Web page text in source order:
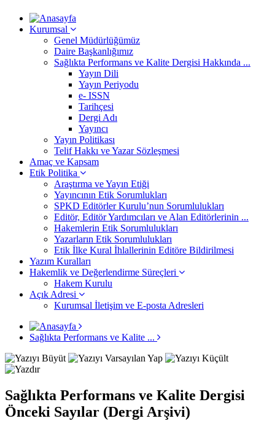
Kurumsal
Genel Müdürlüğümüz
Daire Başkanlığımız
Sağlıkta Performans ve Kalite Dergisi Hakkında ...
Yayın Dili
Yayın Periyodu
e- ISSN
Tarihçesi
Dergi Adı
Yayıncı
Yayın Politikası
Telif Hakkı ve Yazar Sözleşmesi
Amaç ve Kapsam
Etik Politika
Araştırma ve Yayın Etiği
Yayıncının Etik Sorumlukları
SPKD Editörler Kurulu’nun Sorumlulukları
Editör, Editör Yardımcıları ve Alan Editörlerinin ...
Hakemlerin Etik Sorumlulukları
Yazarların Etik Sorumlulukları
Etik İlke Kural İhlallerinin Editöre Bildirilmesi
Yazım Kuralları
Hakemlik ve Değerlendirme Süreçleri
Hakem Kurulu
Açık Adresi
Kurumsal İletişim ve E-posta Adresleri
Sağlıkta Performans ve Kalite ...
Sağlıkta Performans ve Kalite Dergisi
Önceki Sayılar (Dergi Arşivi)